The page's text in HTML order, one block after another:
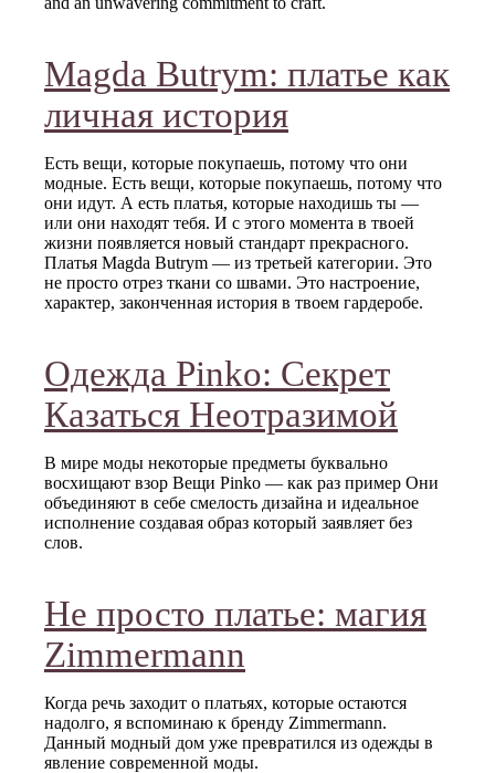
Magda Butrym: платье как
личная история
Есть вещи, которые покупаешь, потому что они
модные. Есть вещи, которые покупаешь, потому что
они идут. А есть платья, которые находишь ты —
или они находят тебя. И с этого момента в твоей
жизни появляется новый стандарт прекрасного.
Платья Magda Butrym — из третьей категории. Это
не просто отрез ткани со швами. Это настроение,
характер, законченная история в твоем гардеробе.
Одежда Pinko: Секрет
Казаться Неотразимой
В мире моды некоторые предметы буквально
восхищают взор Вещи Pinko — как раз пример Они
объединяют в себе смелость дизайна и идеальное
исполнение создавая образ который заявляет без
слов.
Не просто платье: магия
Zimmermann
Когда речь заходит о платьях, которые остаются
надолго, я вспоминаю к бренду Zimmermann.
Данный модный дом уже превратился из одежды в
явление современной моды.